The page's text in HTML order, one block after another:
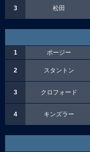
3 松田
1 ポージー
2 スタントン
3 クロフォード
4 キンズラー